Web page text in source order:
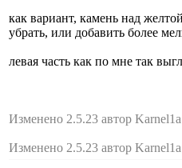
как вариант, камень над
убрать, или добавить более
левая часть как по мне так
Изменено 2.5.23 автор Karnel1a
Изменено 2.5.23 автор Karnel1a